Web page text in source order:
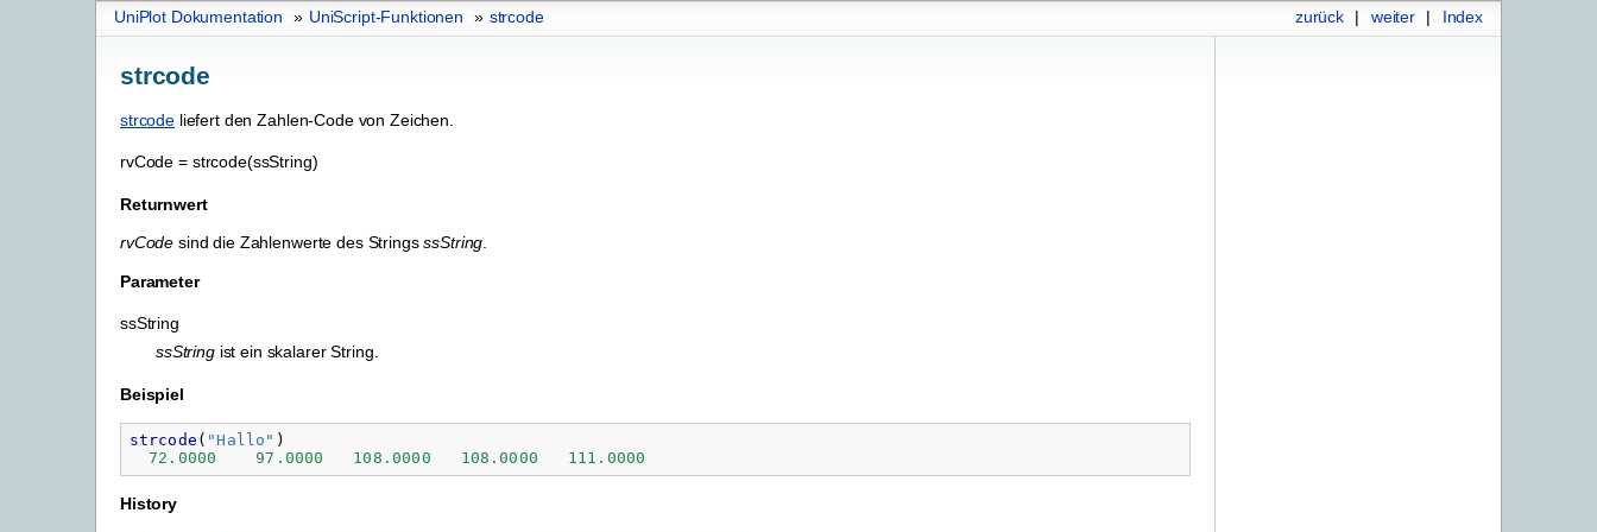
Index
weiter |
zurück |
UniPlot Dokumentation » UniScript-Funktionen » strcode
strcode
strcode liefert den Zahlen-Code von Zeichen.
rvCode = strcode(ssString)
Returnwert
rvCode sind die Zahlenwerte des StringsssString.
Parameter
ssString
ssStringist ein skalarer String.
Beispiel
strcode ( " Hallo" )
72.0000
97.0000 108.0000 108.0000 111.0000
History